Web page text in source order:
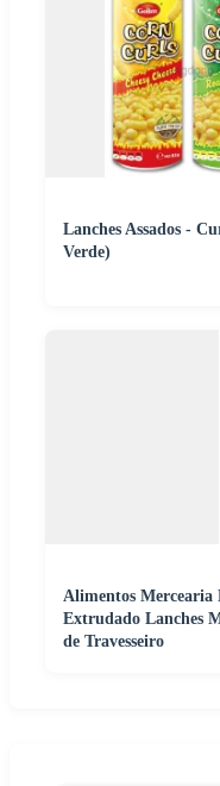
Lanches Assados -
Verde)
Alimentos Mercearia
Extrudado Lanches
de Travesseiro